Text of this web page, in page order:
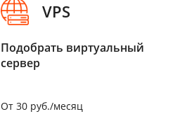
VPS
Подобрать виртуальный
сервер
От 30 руб./месяц